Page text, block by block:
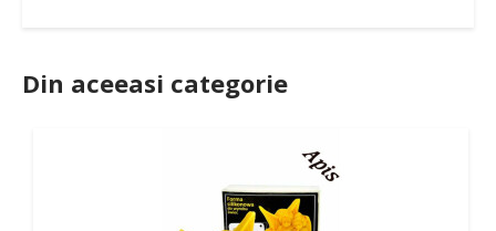
Din aceeasi categorie